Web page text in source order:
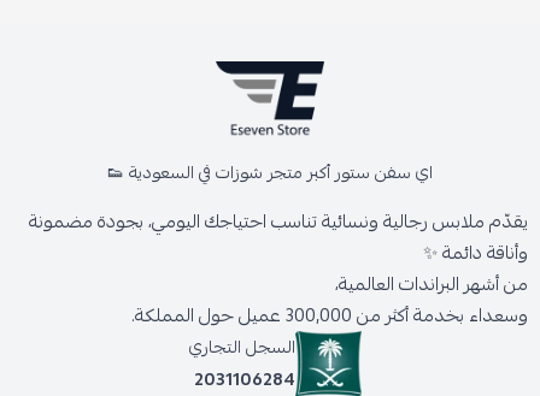
اي سفن ستور أكبر متجر شوزات في السعودية 👟
يقدّم ملابس رجالية ونسائية تناسب احتياجك اليومي، بجودة مضمونة
وأناقة دائمة ✨
من أشهر البراندات العالمية،
وسعداء بخدمة أكثر من 300,000 عميل حول المملكة.
السجل التجاري
2031106284